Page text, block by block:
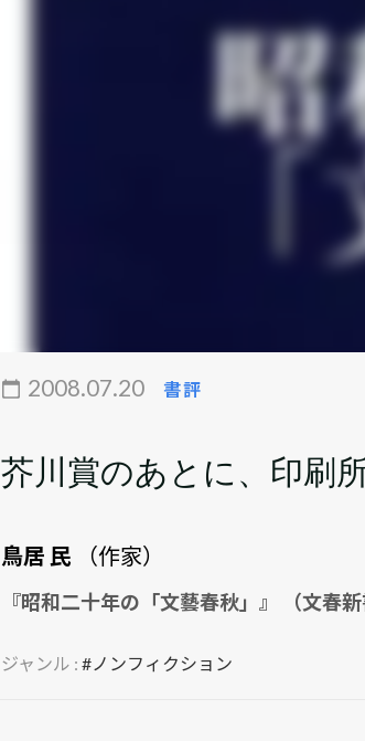
2008.07.20 書評
芥川賞のあとに、印刷
鳥居 民 （作家）
『昭和二十年の「文藝春秋」』 （文春新
ジャンル : #ノンフィクション